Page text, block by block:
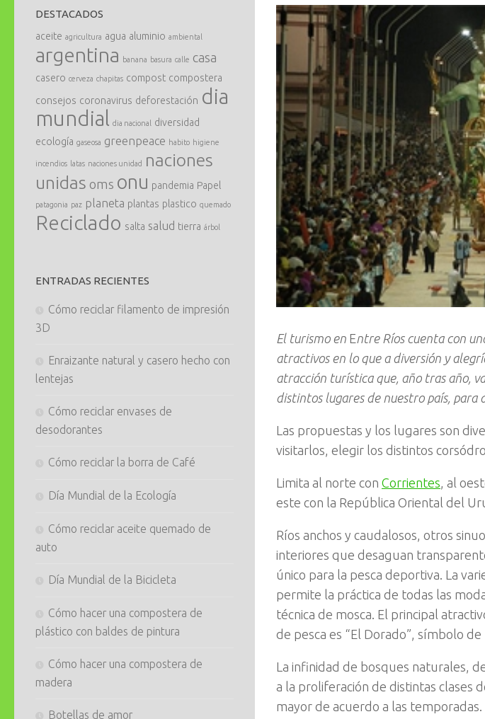
El turismo en Entre Ríos cuenta con
atractivos en lo que a diversión y
atracción turística que, año tras año,
distintos lugares de nuestro país, para
Las propuestas y los lugares son
visitarlos, elegir los distintos
Limita al norte con Corrientes , al
este con la República Oriental del
Ríos anchos y caudalosos, otros
interiores que desaguan
único para la pesca deportiva. La
permite la práctica de todas las
técnica de mosca. El principal
de pesca es “El Dorado”, símbolo de
La infinidad de bosques naturales,
a la proliferación de distintas clases
mayor de acuerdo a las temporadas.
DESTACADOS
aceite agricultura agua aluminio ambiental
argentina banana basura calle casa
casero cerveza chapitas compost compostera
consejos coronavirus deforestación dia
mundial dia nacional
diversidad
ecología gaseosa greenpeace habito higiene
incendios latas naciones unidad naciones
unidas oms onu pandemia Papel
patagonia paz planeta plantas plastico quemado
Reciclado salta salud tierra árbol
ENTRADAS RECIENTES
Cómo reciclar filamento de impresión
3D
Enraizante natural y casero hecho con
lentejas
Cómo reciclar envases de
desodorantes
Cómo reciclar la borra de Café
Día Mundial de la Ecología
Cómo reciclar aceite quemado de
auto
Día Mundial de la Bicicleta
Cómo hacer una compostera de
plástico con baldes de pintura
Cómo hacer una compostera de
madera
Botellas de amor